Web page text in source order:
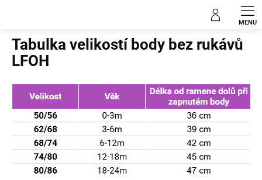
Tabulka velikostí body bez rukávů
LFOH